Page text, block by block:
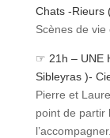
Chats -Rieurs
Scènes de
☞ 21h – UNE
Sibleyras )-
Pierre et
point de partir